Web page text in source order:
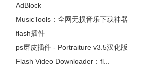
AdBlock
​MusicTools：全网无损音乐下载神器
flash插件
ps磨皮插件 - Portraiture v3.5汉化版
Flash Video Downloader：fl...